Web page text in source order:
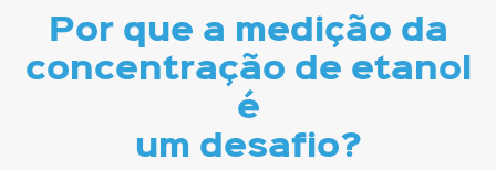
Por que a medição da
concentração de etanol
é
um desafio?